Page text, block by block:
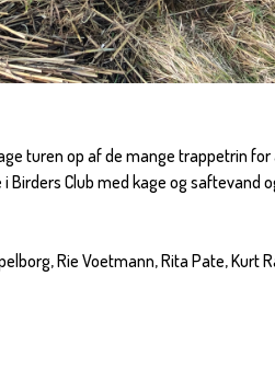
turen op af de mange trappetrin for
Club med kage og saftevand
Rie Voetmann, Rita Pate, Kurt